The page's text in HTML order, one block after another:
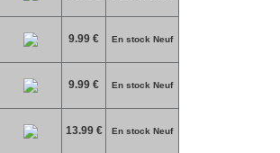
9.99 € En stock Neuf
9.99 € En stock Neuf
13.99 € En stock Neuf